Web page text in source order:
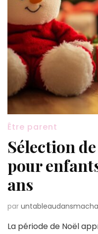
Être parent
Sélection
pour
ans
par
La période de Noël